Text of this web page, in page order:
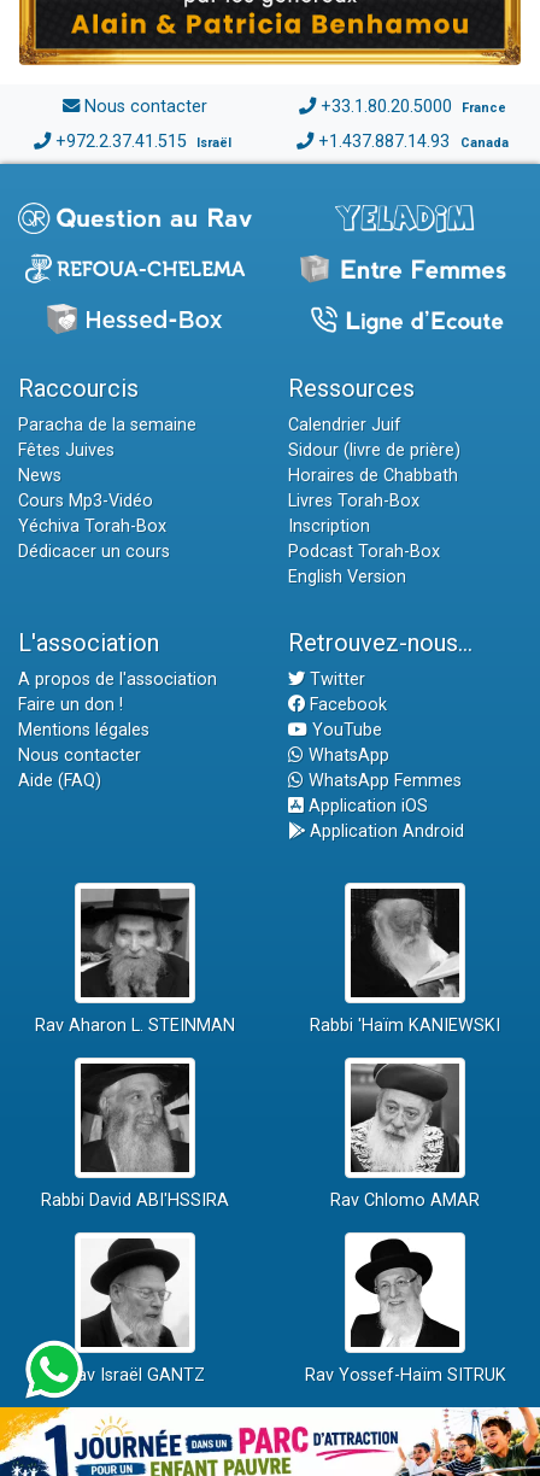
Nous contacter +33.1.80.20.5000 France
+972.2.37.41.515 Israël +1.437.887.14.93 Canada
Raccourcis
Paracha de la semaine
Fêtes Juives
News
Cours Mp3-Vidéo
Yéchiva Torah-Box
Dédicacer un cours
Ressources
Calendrier Juif
Sidour (livre de prière)
Horaires de Chabbath
Livres Torah-Box
Inscription
Podcast Torah-Box
English Version
L'association
A propos de l'association
Faire un don !
Mentions légales
Nous contacter
Aide (FAQ)
Retrouvez-nous...
Twitter
Facebook
YouTube
WhatsApp
WhatsApp Femmes
Application iOS
Application Android
Rav Aharon L. STEINMAN Rabbi 'Haïm KANIEWSKI
Rabbi David ABI'HSSIRA Rav Chlomo AMAR
Rav Israël GANTZ Rav Yossef-Haïm SITRUK